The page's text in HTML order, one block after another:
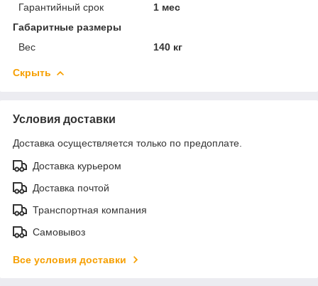
Гарантийный срок
1 мес
Габаритные размеры
Вес
140 кг
Скрыть
Условия доставки
Доставка осуществляется только по предоплате.
Доставка курьером
Доставка почтой
Транспортная компания
Самовывоз
Все условия доставки